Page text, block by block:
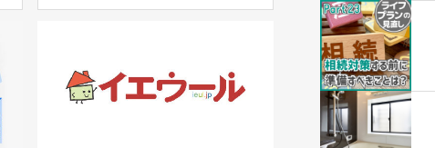
「地震ザブトン」